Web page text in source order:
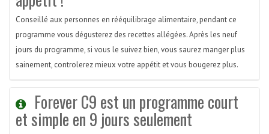
Conseillé aux personnes en rééquilibrage alimentaire, pendant ce
programme vous dégusterez des recettes allégées. Après les neuf
jours du programme, si vous le suivez bien, vous saurez manger plus
sainement, controlerez mieux votre appétit et vous bougerez plus.
Forever C9 est un programme court
et simple en 9 jours seulement